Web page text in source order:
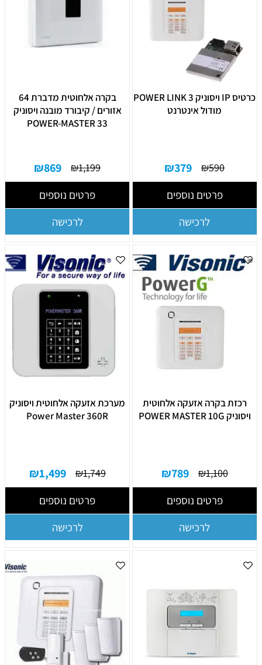
כרטיס IP ויסוניק POWER LINK 3
מודול אינטרנט
₪590
₪379
פרטים נוספים
לרכישה
בקרה אלחוטית מדברת 64
אזורים / קיבורד מובנה ויסוניק
POWER-MASTER 33
₪1,199
₪869
פרטים נוספים
לרכישה
רכזת בקרה אזעקה אלחוטית
ויסוניק POWER MASTER 10G
₪1,100
₪789
פרטים נוספים
לרכישה
מערכת אזעקה אלחוטית ויסוניק
Power Master 360R
₪1,749
₪1,499
פרטים נוספים
לרכישה